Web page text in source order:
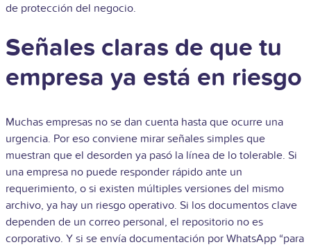
de protección del negocio.
Señales claras de que tu
empresa ya está en riesgo
Muchas empresas no se dan cuenta hasta que ocurre una
urgencia. Por eso conviene mirar señales simples que
muestran que el desorden ya pasó la línea de lo tolerable. Si
una empresa no puede responder rápido ante un
requerimiento, o si existen múltiples versiones del mismo
archivo, ya hay un riesgo operativo. Si los documentos clave
dependen de un correo personal, el repositorio no es
corporativo. Y si se envía documentación por WhatsApp “para